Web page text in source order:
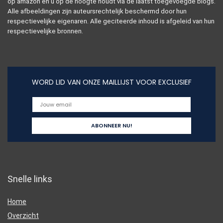
Alle afbeeldingen zijn auteursrechtelijk beschermd door hun
respectievelijke eigenaren. Alle geciteerde inhoud is afgeleid van hun
respectievelijke bronnen.
WORD LID VAN ONZE MAILLIJST VOOR EXCLUSIEF
Snelle links
Home
Overzicht